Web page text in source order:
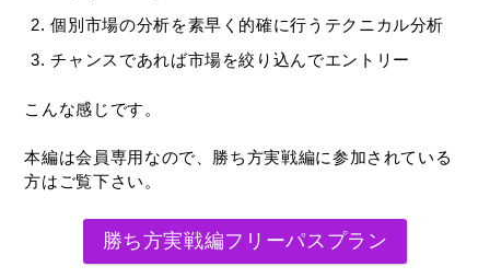
個別市場の分析を素早く的確に行うテクニカル分析
チャンスであれば市場を絞り込んでエントリー
こんな感じです。
本編は会員専用なので、勝ち方実戦編に参加されている
方はご覧下さい。
勝ち方実戦編フリーパスプラン